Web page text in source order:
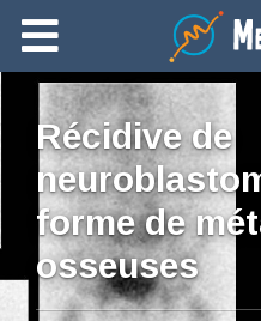
Ajouter du contenu
Récidive de
forme de
osseuses